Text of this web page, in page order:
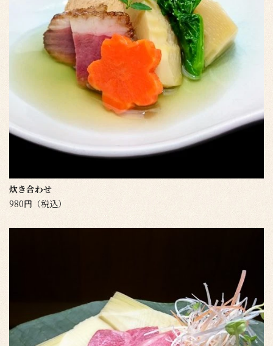
炊き合わせ
980円（税込）